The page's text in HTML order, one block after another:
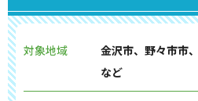
対象地域
金沢市、野々市市
など